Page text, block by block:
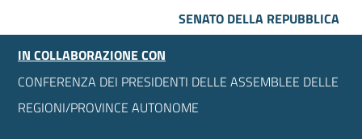
SENATO DELLA REPUBBLICA
IN COLLABORAZIONE CON
CONFERENZA DEI PRESIDENTI DELLE ASSEMBLEE DELLE
REGIONI/PROVINCE AUTONOME